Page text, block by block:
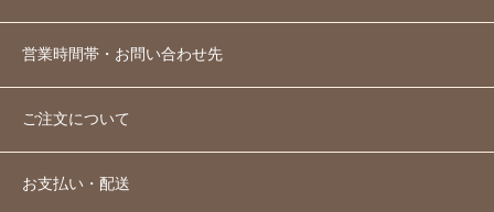
営業時間帯・お問い合わせ先
ご注文について
お支払い・配送